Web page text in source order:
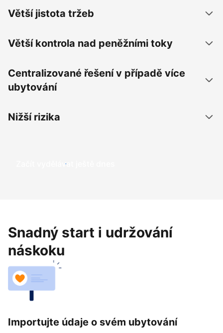
Větší jistota tržeb
Větší kontrola nad peněžními toky
Centralizované řešení v případě více
ubytování
Nižší rizika
Začít vydělávat ještě dnes
Snadný start i udržování
náskoku
Importujte údaje o svém ubytování